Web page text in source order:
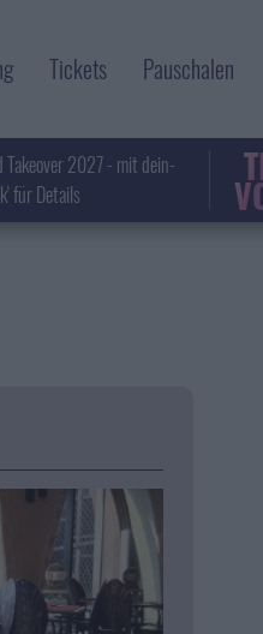
Tickets Pauschalen
2027 - mit dein-
für Details